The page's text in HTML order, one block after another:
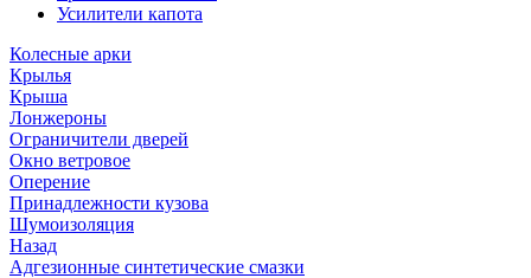
Усилители капота
Колесные арки
Крылья
Крыша
Лонжероны
Ограничители дверей
Окно ветровое
Оперение
Принадлежности кузова
Шумоизоляция
Назад
Адгезионные синтетические смазки